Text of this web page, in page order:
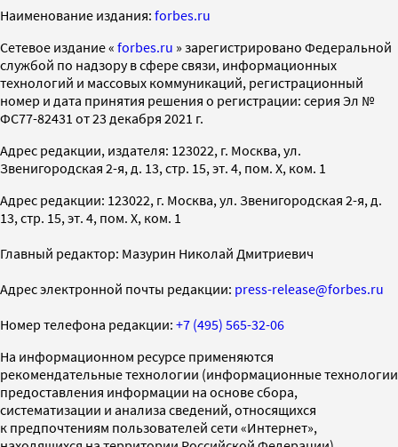
Наименование издания: forbes.ru
Cетевое издание « forbes.ru » зарегистрировано Федеральной
службой по надзору в сфере связи, информационных
технологий и массовых коммуникаций, регистрационный
номер и дата принятия решения о регистрации: серия Эл №
ФС77-82431 от 23 декабря 2021 г.
Адрес редакции, издателя: 123022, г. Москва, ул.
Звенигородская 2-я, д. 13, стр. 15, эт. 4, пом. X, ком. 1
Адрес редакции: 123022, г. Москва, ул. Звенигородская 2-я, д.
13, стр. 15, эт. 4, пом. X, ком. 1
Главный редактор: Мазурин Николай Дмитриевич
Адрес электронной почты редакции: press-release@forbes.ru
Номер телефона редакции: +7 (495) 565-32-06
На информационном ресурсе применяются
рекомендательные технологии (информационные технологии
предоставления информации на основе сбора,
систематизации и анализа сведений, относящихся
к предпочтениям пользователей сети «Интернет»,